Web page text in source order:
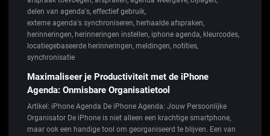
delen van agenda's, effectief gebruik,
externe agenda's synchroniseren, herhaalde afspraken,
herinneringen, herinneringen instellen, iphone agenda, kleurcodes,
locatiegebaseerde herinneringen, meldingen, notities,
synchronisatie
Maximaliseer je Productiviteit met de iPhone
Agenda: Onmisbare Organisatietool
Artikel: iPhone Agenda De iPhone Agenda: Jouw Persoonlijke
Organisator De iPhone is niet alleen een krachtige smartphone,
maar ook een handige tool om georganiseerd te blijven. Een van